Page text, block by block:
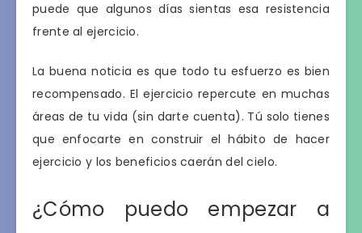
puede que algunos días sientas esa resistencia
frente al ejercicio.
La buena noticia es que todo tu esfuerzo es bien
recompensado. El ejercicio repercute en muchas
áreas de tu vida (sin darte cuenta). Tú solo tienes
que enfocarte en construir el hábito de hacer
ejercicio y los beneficios caerán del cielo.
¿Cómo puedo empezar a